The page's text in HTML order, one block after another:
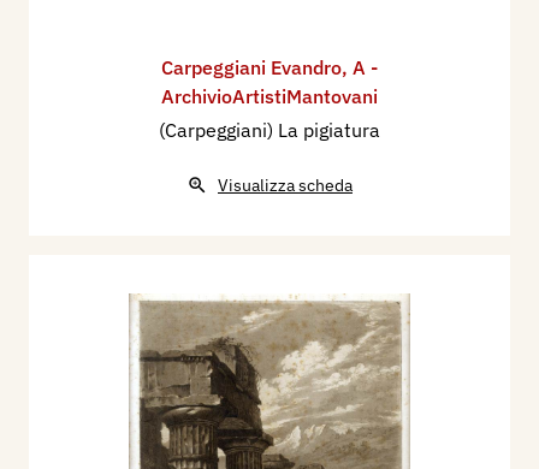
Carpeggiani Evandro, A -
ArchivioArtistiMantovani
(Carpeggiani) La pigiatura
Visualizza scheda